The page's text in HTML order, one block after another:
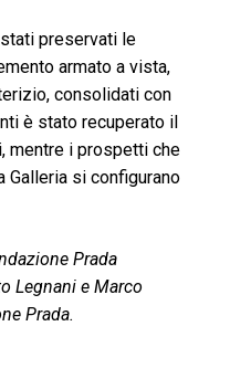
preservati le
armato a vista,
consolidati con
è stato recuperato il
mentre i prospetti che
Galleria si configurano
Prada
Legnani e Marco
Prada.